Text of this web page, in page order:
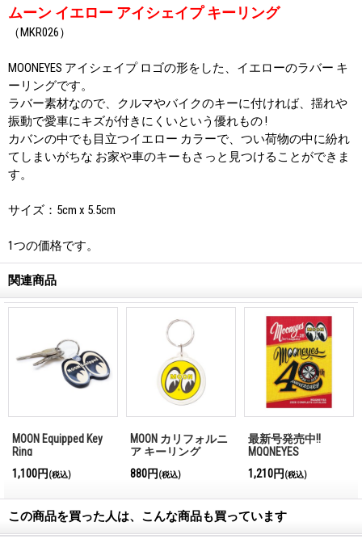
ムーン イエロー アイシェイプ キーリング
（MKR026）
MOONEYES アイシェイプ ロゴの形をした、イエローのラバー キ
ーリングです。
ラバー素材なので、クルマやバイクのキーに付ければ、揺れや
振動で愛車にキズが付きにくいという優れもの !
カバンの中でも目立つイエロー カラーで、つい荷物の中に紛れ
てしまいがちな お家や車のキーもさっと見つけることができま
す。
サイズ：5cm x 5.5cm
1つの価格です。
関連商品
MOON Equipped Key
Ring
1,100円 (税込)
MOON カリフォルニ
ア キーリング
880円 (税込)
最新号発売中!!
MQQNEYES
Magazine No.28 2026
1,210円 (税込)
この商品を買った人は、こんな商品も買っています